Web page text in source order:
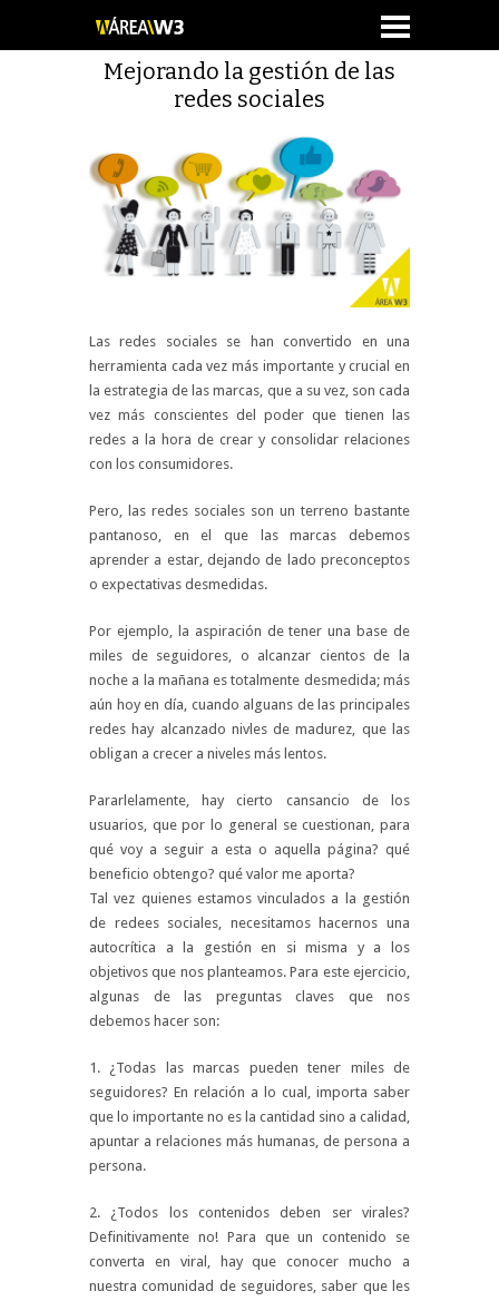
Mejorando la gestión de las
redes sociales
Las redes sociales se han convertido en una
herramienta cada vez más importante y crucial en
la estrategia de las marcas, que a su vez, son cada
vez más conscientes del poder que tienen las
redes a la hora de crear y consolidar relaciones
con los consumidores.
Pero, las redes sociales son un terreno bastante
pantanoso, en el que las marcas debemos
aprender a estar, dejando de lado preconceptos
o expectativas desmedidas.
Por ejemplo, la aspiración de tener una base de
miles de seguidores, o alcanzar cientos de la
noche a la mañana es totalmente desmedida; más
aún hoy en día, cuando alguans de las principales
redes hay alcanzado nivles de madurez, que las
obligan a crecer a niveles más lentos.
Pararlelamente, hay cierto cansancio de los
usuarios, que por lo general se cuestionan, para
qué voy a seguir a esta o aquella página? qué
beneficio obtengo? qué valor me aporta?
Tal vez quienes estamos vinculados a la gestión
de redees sociales, necesitamos hacernos una
autocrítica a la gestión en si misma y a los
objetivos que nos planteamos. Para este ejercicio,
algunas de las preguntas claves que nos
debemos hacer son:
1. ¿Todas las marcas pueden tener miles de
seguidores? En relación a lo cual, importa saber
que lo importante no es la cantidad sino a calidad,
apuntar a relaciones más humanas, de persona a
persona.
2. ¿Todos los contenidos deben ser virales?
Definitivamente no! Para que un contenido se
converta en viral, hay que conocer mucho a
nuestra comunidad de seguidores, saber que les